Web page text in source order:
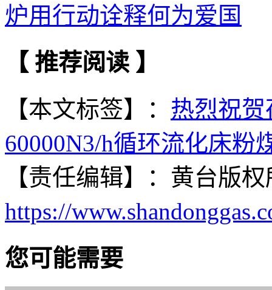
炉用行动诠释何为爱国
【 推荐阅读 】
【本文标签】： 热烈祝
60000N3/h循环流化床粉
【责任编辑】： 黄台版权
https://
您可能需要